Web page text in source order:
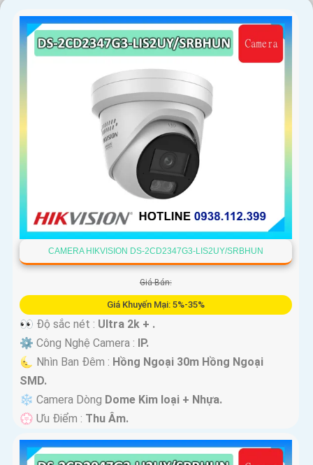
CAMERA HIKVISION DS-2CD2347G3-LIS2UY/SRBHUN
Giá Bán:
Giá Khuyến Mại: 5%-35%
️
👀 Độ sắc nét : Ultra 2k + .
⚙ Công Nghệ Camera : IP.
🌜 Nhìn Ban Đêm : Hồng Ngoại 30m Hồng Ngoại
SMD.
❄ Camera Dòng Dome Kim loại + Nhựa.
️💮 Ưu Điểm : Thu Âm.